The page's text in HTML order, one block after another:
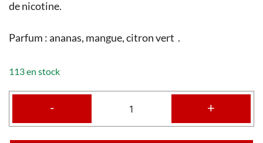
de nicotine.
Parfum : ananas, mangue, citron vert .
113 en stock
- +